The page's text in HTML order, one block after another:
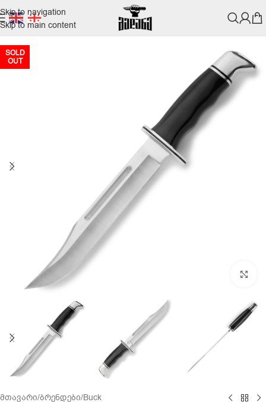
Skip to navigation
Skip to main content
SOLD
OUT
მთავარი/ბრენდები/Buck